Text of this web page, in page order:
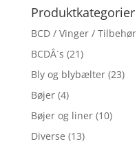
Produktkategorier
BCD / Vinger / Tilbehør
BCDÂ´s (21)
Bly og blybælter (23)
Bøjer (4)
Bøjer og liner (10)
Diverse (13)